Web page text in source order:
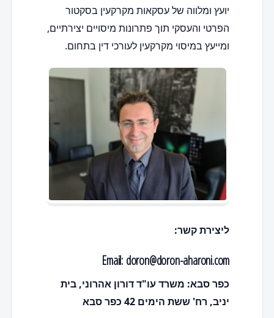
יועץ ומלווה של עסקאות מקרקעין בסקטור
הפרטי והעסקי תוך פתרונות מיסויים יצירתיים,
ומייעץ במיסוי מקרקעין לעורכי דין בתחום.
ליצירת קשר:
Email: doron@doron-aharoni.com
כפר סבא: משרד עו"ד דורון אהרוני, בית
יניב, רח' ששת הימים 42 כפר סבא